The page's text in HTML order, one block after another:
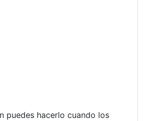
puedes hacerlo cuando los